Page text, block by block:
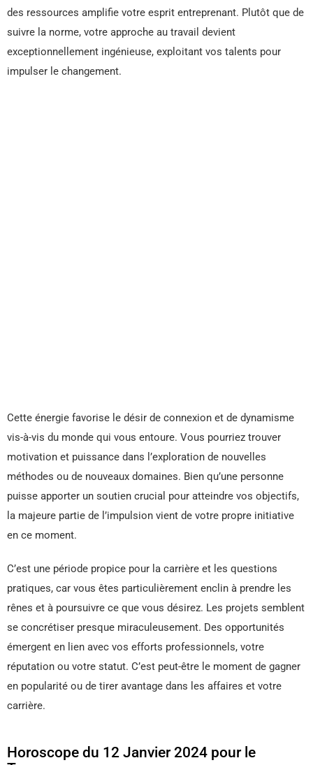
des ressources amplifie votre esprit entreprenant. Plutôt que de
suivre la norme, votre approche au travail devient
exceptionnellement ingénieuse, exploitant vos talents pour
impulser le changement.
Cette énergie favorise le désir de connexion et de dynamisme
vis-à-vis du monde qui vous entoure. Vous pourriez trouver
motivation et puissance dans l’exploration de nouvelles
méthodes ou de nouveaux domaines. Bien qu’une personne
puisse apporter un soutien crucial pour atteindre vos objectifs,
la majeure partie de l’impulsion vient de votre propre initiative
en ce moment.
C’est une période propice pour la carrière et les questions
pratiques, car vous êtes particulièrement enclin à prendre les
rênes et à poursuivre ce que vous désirez. Les projets semblent
se concrétiser presque miraculeusement. Des opportunités
émergent en lien avec vos efforts professionnels, votre
réputation ou votre statut. C’est peut-être le moment de gagner
en popularité ou de tirer avantage dans les affaires et votre
carrière.
Horoscope du 12 Janvier 2024 pour le